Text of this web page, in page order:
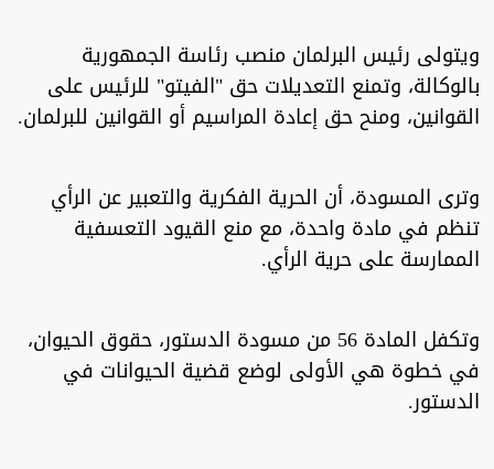
ويتولى رئيس البرلمان منصب رئاسة الجمهورية
بالوكالة، وتمنع التعديلات حق "الفيتو" للرئيس على
القوانين، ومنح حق إعادة المراسيم أو القوانين للبرلمان.
وترى المسودة، أن الحرية الفكرية والتعبير عن الرأي
تنظم في مادة واحدة، مع منع القيود التعسفية
الممارسة على حرية الرأي.
وتكفل المادة 56 من مسودة الدستور، حقوق الحيوان،
في خطوة هي الأولى لوضع قضية الحيوانات في
الدستور.